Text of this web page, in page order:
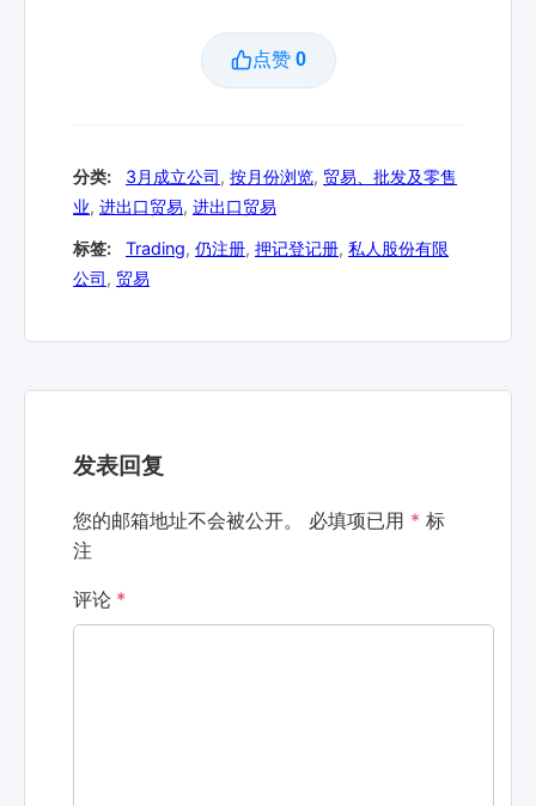
点赞 0
分类: 3月成立公司, 按月份浏览, 贸易、批发及零售
业, 进出口贸易, 进出口贸易
标签: Trading, 仍注册, 押记登记册, 私人股份有限
公司, 贸易
发表回复
您的邮箱地址不会被公开。 必填项已用 * 标
注
评论 *